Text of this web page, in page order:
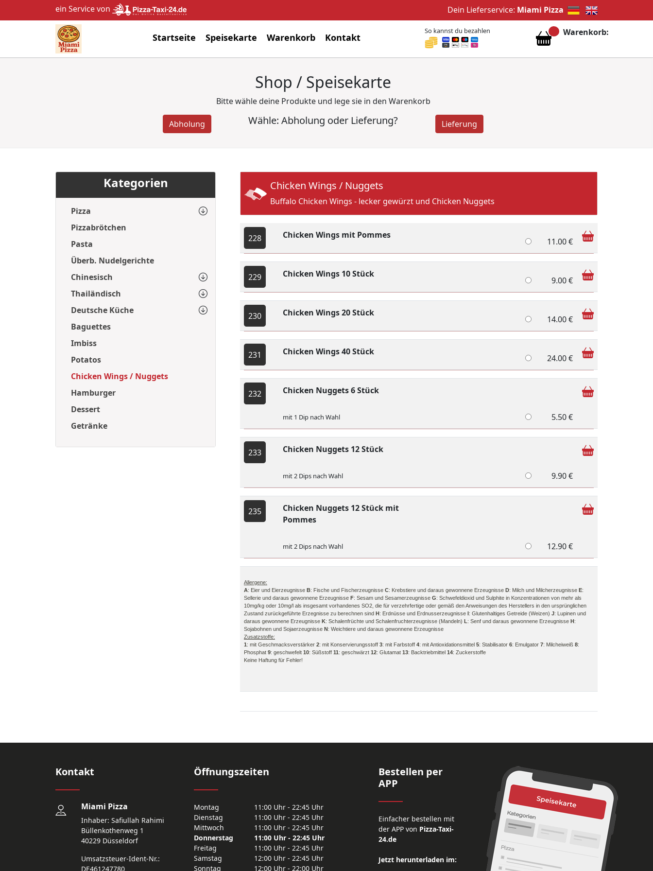
ein Service von Dein Lieferservice: Miami Pizza
Startseite Speisekarte Warenkorb Kontakt
So kannst du bezahlen Warenkorb:
Shop / Speisekarte
Bitte wähle deine Produkte und lege sie in den Warenkorb
Abholung Wähle: Abholung oder Lieferung? Lieferung
Kategorien
Pizza
Pizzabrötchen
Pasta
Überb. Nudelgerichte
Chinesisch
Thailändisch
Deutsche Küche
Baguettes
Imbiss
Potatos
Chicken Wings / Nuggets
Hamburger
Dessert
Getränke
Chicken Wings / Nuggets
Buffalo Chicken Wings - lecker gewürzt und Chicken Nuggets
228 Chicken Wings mit Pommes
11.00 €
229 Chicken Wings 10 Stück
9.00 €
230 Chicken Wings 20 Stück
14.00 €
231 Chicken Wings 40 Stück
24.00 €
232 Chicken Nuggets 6 Stück
mit 1 Dip nach Wahl 5.50 €
233 Chicken Nuggets 12 Stück
mit 2 Dips nach Wahl 9.90 €
235
Chicken Nuggets 12 Stück mit
Pommes
mit 2 Dips nach Wahl 12.90 €
Allergene:
A: Eier und Eierzeugnisse B: Fische und Fischerzeugnisse C: Krebstiere und daraus gewonnene Erzeugnisse D: Milch und Milcherzeugnisse E:
Sellerie und daraus gewonnene Erzeugnisse F: Sesam und Sesamerzeugnisse G: Schwefeldioxid und Sulphite in Konzentrationen von mehr als
10mg/kg oder 10mg/l als insgesamt vorhandenes SO2, die für verzehrfertige oder gemäß den Anweisungen des Herstellers in den ursprünglichen
Zustand zurückgeführte Erzegnisse zu berechnen sind H: Erdnüsse und Erdnusserzeugnisse I: Glutenhaltiges Getreide (Weizen) J: Lupinen und
daraus gewonnene Erzeugnisse K: Schalenfrüchte und Schalenfruchterzeugnisse (Mandeln) L: Senf und daraus gewonnene Erzeugnisse H:
Sojabohnen und Sojaerzeugnisse N: Weichtiere und daraus gewonnene Erzeugnisse
Zusatzstoffe:
1: mit Geschmacksverstärker 2: mit Konservierungsstoff 3: mit Farbstoff 4: mit Antioxidationsmittel 5: Stabilisator 6: Emulgator 7: Milcheiweiß 8:
Phosphat 9: geschwefelt 10: Süßstoff 11: geschwärzt 12: Glutamat 13: Backtriebmittel 14: Zuckerstoffe
Keine Haftung für Fehler!
Kontakt
Miami Pizza
Inhaber: Safiullah Rahimi
Büllenkothenweg 1
40229 Düsseldorf
Umsatzsteuer-Ident-Nr.:
DE461247780
Öffnungszeiten
Montag
11:00 Uhr - 22:45 Uhr
Dienstag
11:00 Uhr - 22:45 Uhr
Mittwoch
11:00 Uhr - 22:45 Uhr
Donnerstag
11:00 Uhr - 22:45 Uhr
Freitag
11:00 Uhr - 22:45 Uhr
Samstag
12:00 Uhr - 22:45 Uhr
Sonntag
12:00 Uhr - 22:00 Uhr
Bestellen per
APP
Einfacher bestellen mit
der APP von Pizza-Taxi-
24.de
Jetzt herunterladen im: